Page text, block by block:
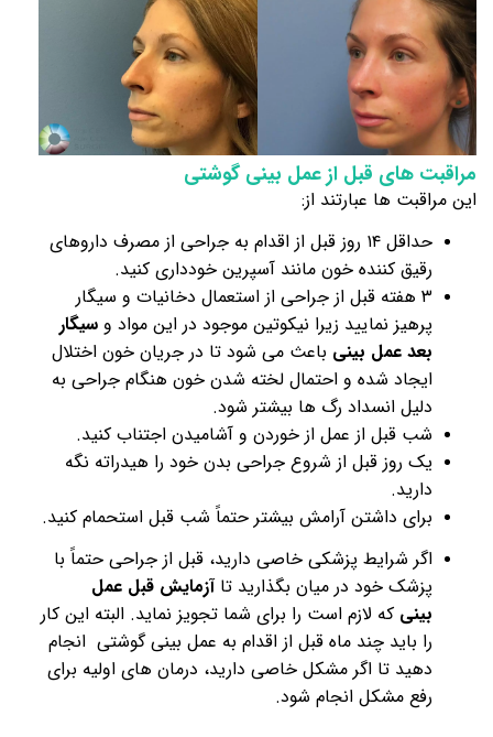
مراقبت های قبل از عمل بینی گوشتی
این مراقبت ها عبارتند از:
حداقل ۱۴ روز قبل از اقدام به جراحی از مصرف داروهای
رقیق کننده خون مانند آسپرین خودداری کنید.
۳ هفته قبل از جراحی از استعمال دخانیات و سیگار
پرهیز نمایید زیرا نیکوتین موجود در این مواد و سیگار
بعد عمل بینی باعث می شود تا در جریان خون اختلال
ایجاد شده و احتمال لخته شدن خون هنگام جراحی به
دلیل انسداد رگ ها بیشتر شود.
شب قبل از عمل از خوردن و آشامیدن اجتناب کنید.
یک روز قبل از شروع جراحی بدن خود را هیدراته نگه
دارید.
برای داشتن آرامش بیشتر حتماً شب قبل استحمام کنید.
اگر شرایط پزشکی خاصی دارید، قبل از جراحی حتماً با
پزشک خود در میان بگذارید تاآزمایش قبل عمل
بینی که لازم است را برای شما تجویز نماید. البته این کار
را باید چند ماه قبل از اقدام به عمل بینی گوشتی انجام
دهید تا اگر مشکل خاصی دارید، درمان های اولیه برای
رفع مشکل انجام شود.